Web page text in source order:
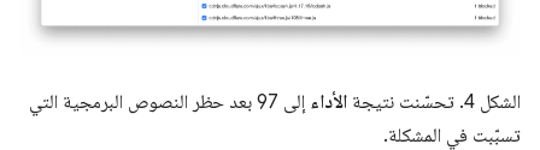
الشكل 4. تحسّنت نتيجة الأداء
إلى 97 بعد حظر النصوص البرمجية التي
تسبّبت في المشكلة.